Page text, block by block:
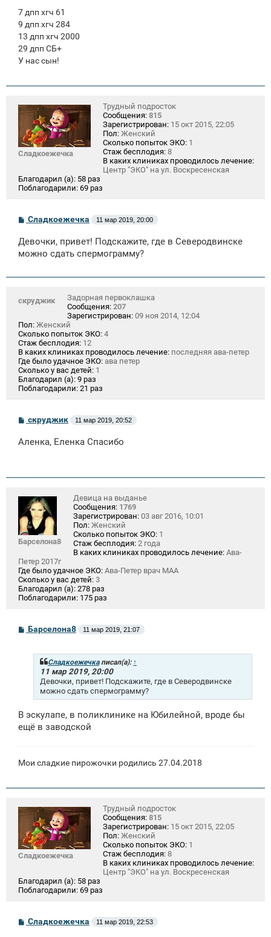
7 дпп хгч 61
9 дпп хгч 284
13 дпп хгч 2000
29 дпп СБ+
У нас сын!
Сладкоежечка
Трудный подросток
Сообщения: 815
Зарегистрирован: 15 окт 2015, 22:05
Пол: Женский
Сколько попыток ЭКО: 1
Стаж бесплодия: 8
В каких клиниках проводилось лечение:
Центр "ЭКО" на ул. Воскресенская
Благодарил (а): 58 раз
Поблагодарили: 69 раз
С
о
б
щ
и
Сладкоежечка 11 мар 2019, 20:00
Девочки, привет! Подскажите, где в Северодвинске
можно сдать спермограмму?
скруджик
Задорная первоклашка
Сообщения: 207
Зарегистрирован: 09 ноя 2014, 12:04
Пол: Женский
Сколько попыток ЭКО: 4
Стаж бесплодия: 12
В каких клиниках проводилось лечение: последняя ава-петер
Где было удачное ЭКО: ава петер
Сколько у вас детей: 1
Благодарил (а): 9 раз
Поблагодарили: 21 раз
С
о
б
и
скруджик 11 мар 2019, 20:52
Аленка, Еленка Спасибо
Барселона8
Девица на выданье
Сообщения: 1769
Зарегистрирован: 03 авг 2016, 10:01
Пол: Женский
Сколько попыток ЭКО: 1
Стаж бесплодия: 2 года
В каких клиниках проводилось лечение: Ава-
Петер 2017г
Где было удачное ЭКО: Ава-Петер врач МАА
Сколько у вас детей: 3
Благодарил (а): 278 раз
Поблагодарили: 175 раз
С
о
Барселона8 11 мар 2019, 21:07
Сладкоежечкаписал(а): ↑
11 мар 2019, 20:00
Девочки, привет! Подскажите, где в Северодвинске
можно сдать спермограмму?
В эскулапе, в поликлинике на Юбилейной, вроде бы
ещё в заводской
Мои сладкие пирожочки родились 27.04.2018
Сладкоежечка
Трудный подросток
Сообщения: 815
Зарегистрирован: 15 окт 2015, 22:05
Пол: Женский
Сколько попыток ЭКО: 1
Стаж бесплодия: 8
В каких клиниках проводилось лечение:
Центр "ЭКО" на ул. Воскресенская
Благодарил (а): 58 раз
Поблагодарили: 69 раз
С
о
Сладкоежечка 11 мар 2019, 22:53